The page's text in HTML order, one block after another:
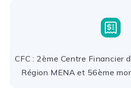
CFC : 2ème Centre Financier
Région MENA et 56ème